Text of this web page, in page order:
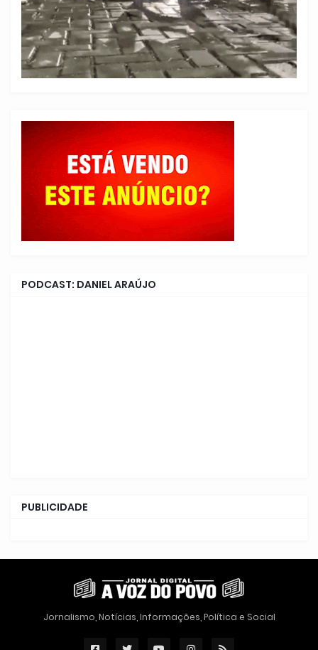
PODCAST: DANIEL ARAÚJO
PUBLICIDADE
Jornalismo, Notícias, Informações, Política e Social